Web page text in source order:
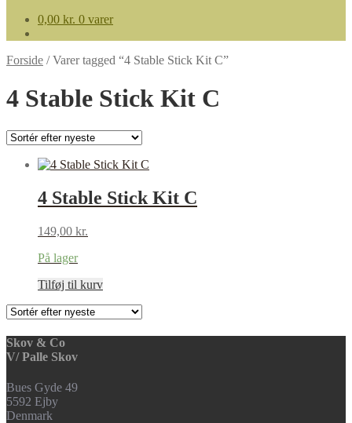
0,00 kr. 0 varer
Forside /Varer tagged “4 Stable Stick Kit C”
4 Stable Stick Kit C
4 Stable Stick Kit C
149,00 kr.
På lager
Tilføj til kurv
Skov & Co
V/ Palle Skov
Bues Gyde 49
5592 Ejby
Denmark